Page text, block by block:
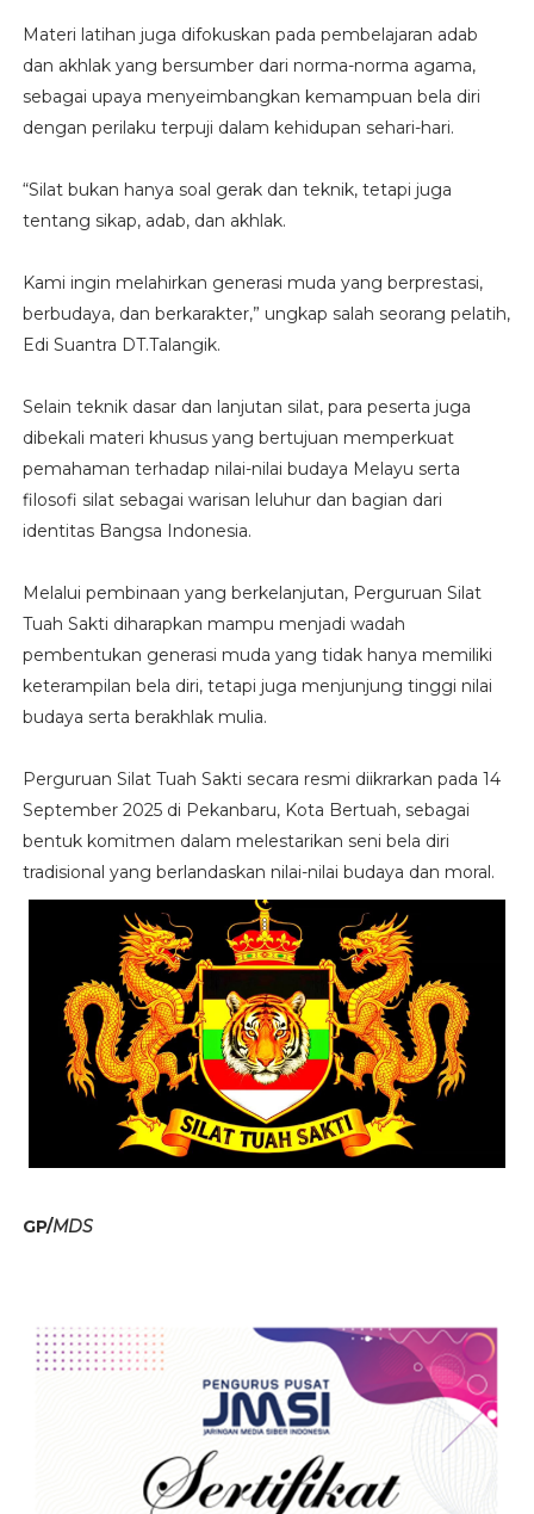
Materi latihan juga difokuskan pada pembelajaran adab
dan akhlak yang bersumber dari norma-norma agama,
sebagai upaya menyeimbangkan kemampuan bela diri
dengan perilaku terpuji dalam kehidupan sehari-hari.
“Silat bukan hanya soal gerak dan teknik, tetapi juga
tentang sikap, adab, dan akhlak.
Kami ingin melahirkan generasi muda yang berprestasi,
berbudaya, dan berkarakter,” ungkap salah seorang pelatih,
Edi Suantra DT.Talangik.
Selain teknik dasar dan lanjutan silat, para peserta juga
dibekali materi khusus yang bertujuan memperkuat
pemahaman terhadap nilai-nilai budaya Melayu serta
filosofi silat sebagai warisan leluhur dan bagian dari
identitas Bangsa Indonesia.
Melalui pembinaan yang berkelanjutan, Perguruan Silat
Tuah Sakti diharapkan mampu menjadi wadah
pembentukan generasi muda yang tidak hanya memiliki
keterampilan bela diri, tetapi juga menjunjung tinggi nilai
budaya serta berakhlak mulia.
Perguruan Silat Tuah Sakti secara resmi diikrarkan pada 14
September 2025 di Pekanbaru, Kota Bertuah, sebagai
bentuk komitmen dalam melestarikan seni bela diri
tradisional yang berlandaskan nilai-nilai budaya dan moral.
GP/MDS